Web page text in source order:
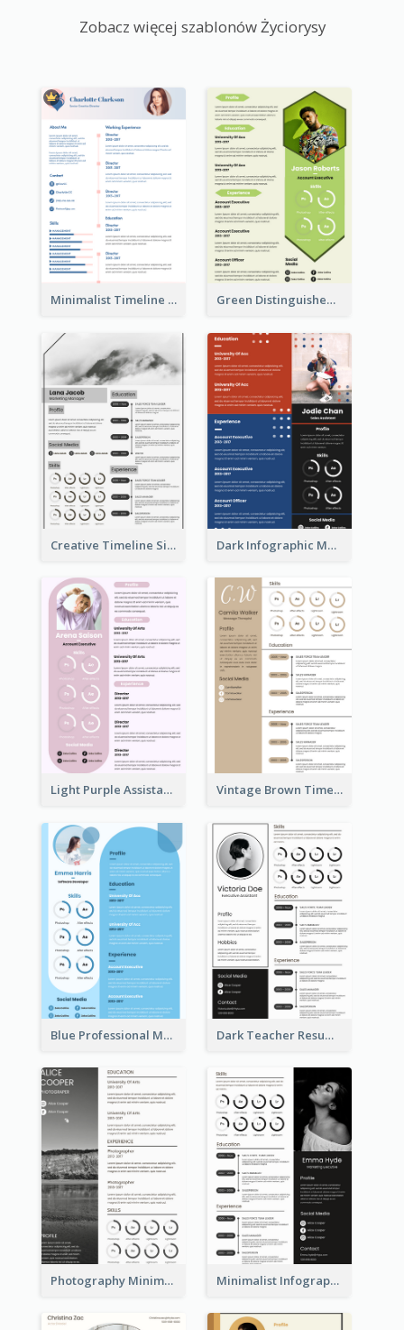
Zobacz więcej szablonów Życiorysy
Minimalist Timeline Medical Student Resume Green Distinguished Resume
Creative Timeline Simple Resume Dark Infographic Marketing Assistant Resume
Light Purple Assistant Resume Vintage Brown Timeline Resume
Blue Professional Marketing Resume Dark Teacher Resume
Photography Minimalist Design Resume Minimalist Infographic Resume